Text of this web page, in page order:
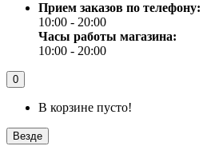
Прием заказов по телефону:
10:00 - 20:00
Часы работы магазина:
10:00 - 20:00
0
В корзине пусто!
Везде